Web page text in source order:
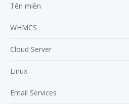
Tên miền
WHMCS
Cloud Server
Linux
Email Services